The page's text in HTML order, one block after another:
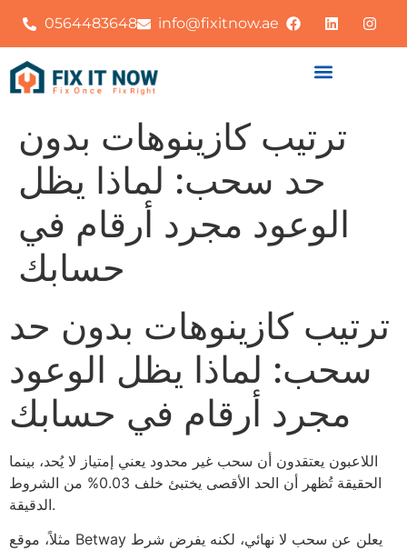
0564483648 info@fixitnow.ae
ترتيب كازينوهات بدون
حد سحب: لماذا يظل
الوعود مجرد أرقام في
حسابك
ترتيب كازينوهات بدون حد
سحب: لماذا يظل الوعود
مجرد أرقام في حسابك
اللاعبون يعتقدون أن سحب غير محدود يعني إمتياز لا يُحد، بينما
الحقيقة تُظهر أن الحد الأقصى يختبئ خلف 0.03% من الشروط
الدقيقة.
مثلاً، موقع Betway يعلن عن سحب لا نهائي، لكنه يفرض شرط